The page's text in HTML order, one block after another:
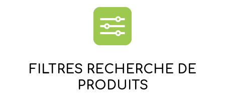
FILTRES RECHERCHE DE
PRODUITS